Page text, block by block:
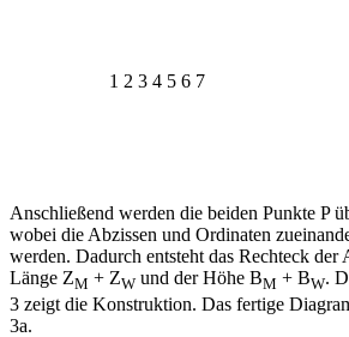
1 2 3 4 5 6 7
Anschließend werden die beiden Punkte P
wobei die Abzissen und Ordinaten
werden. Dadurch entsteht das Rechteck
Länge ZM + ZW und der Höhe BM + BW.
3 zeigt die Konstruktion. Das fertige
3a.